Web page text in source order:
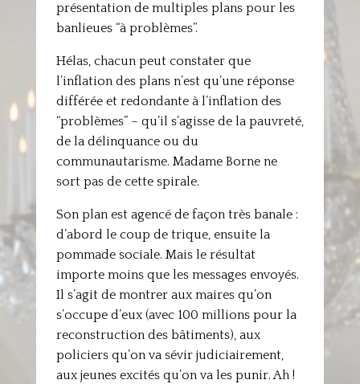
présentation de multiples plans pour les
banlieues “à problèmes”.
Hélas, chacun peut constater que
l’inflation des plans n’est qu’une réponse
différée et redondante à l’inflation des
“problèmes” – qu’il s’agisse de la pauvreté,
de la délinquance ou du
communautarisme. Madame Borne ne
sort pas de cette spirale.
Son plan est agencé de façon très banale :
d’abord le coup de trique, ensuite la
pommade sociale. Mais le résultat
importe moins que les messages envoyés.
Il s’agit de montrer aux maires qu’on
s’occupe d’eux (avec 100 millions pour la
reconstruction des bâtiments), aux
policiers qu’on va sévir judiciairement,
aux jeunes excités qu’on va les punir. Ah !